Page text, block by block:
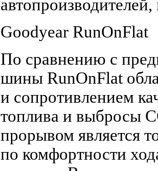
Goodyear RunOnFlat
По сравнению с
шины RunOnFlat
и сопротивлением
топлива и выбросы
прорывом является
по комфортности